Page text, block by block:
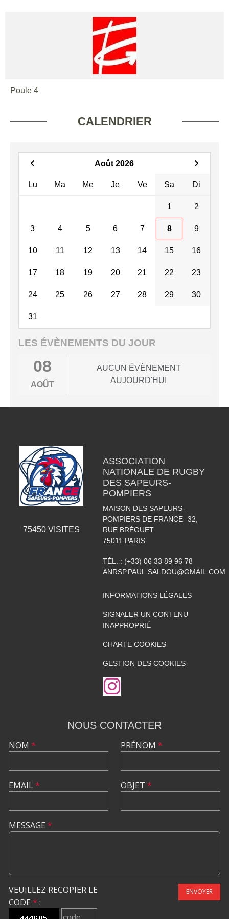
Poule 4
CALENDRIER
Août 2026
Lu Ma Me Je Ve Sa Di
1 2
3 4 5 6 7 8 9
10 11 12 13 14 15 16
17 18 19 20 21 22 23
24 25 26 27 28 29 30
31
LES ÉVÈNEMENTS DU JOUR
08
AOÛT
AUCUN ÉVÈNEMENT
AUJOURD'HUI
75450VISITES
ASSOCIATION
NATIONALE DE RUGBY
DES SAPEURS-
POMPIERS
MAISON DES SAPEURS-
POMPIERS DE FRANCE -32,
RUE BRÉGUET
75011 PARIS
TÉL. : (+33) 06 33 89 96 78
ANRSP.PAUL.SALDOU@GMAIL.COM
INFORMATIONS LÉGALES
SIGNALER UN CONTENU
INAPPROPRIÉ
CHARTE COOKIES
GESTION DES COOKIES
NOUS CONTACTER
NOM *
EMAIL*
PRÉNOM *
OBJET *
MESSAGE *
VEUILLEZ RECOPIER LE
CODE * :
ENVOYER